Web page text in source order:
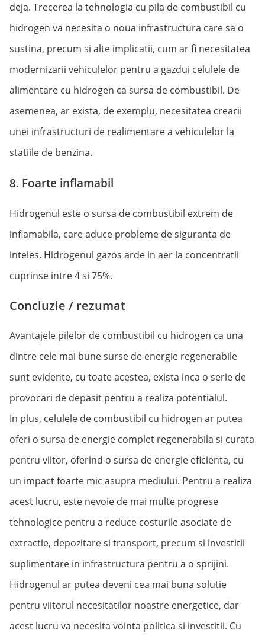
deja. Trecerea la tehnologia cu pila de combustibil cu
hidrogen va necesita o noua infrastructura care sa o
sustina, precum si alte implicatii, cum ar fi necesitatea
modernizarii vehiculelor pentru a gazdui celulele de
alimentare cu hidrogen ca sursa de combustibil. De
asemenea, ar exista, de exemplu, necesitatea crearii
unei infrastructuri de realimentare a vehiculelor la
statiile de benzina.
8. Foarte inflamabil
Hidrogenul este o sursa de combustibil extrem de
inflamabila, care aduce probleme de siguranta de
inteles. Hidrogenul gazos arde in aer la concentratii
cuprinse intre 4 si 75%.
Concluzie / rezumat
Avantajele pilelor de combustibil cu hidrogen ca una
dintre cele mai bune surse de energie regenerabile
sunt evidente, cu toate acestea, exista inca o serie de
provocari de depasit pentru a realiza potentialul.
In plus, celulele de combustibil cu hidrogen ar putea
oferi o sursa de energie complet regenerabila si curata
pentru viitor, oferind o sursa de energie eficienta, cu
un impact foarte mic asupra mediului. Pentru a realiza
acest lucru, este nevoie de mai multe progrese
tehnologice pentru a reduce costurile asociate de
extractie, depozitare si transport, precum si investitii
suplimentare in infrastructura pentru a o sprijini.
Hidrogenul ar putea deveni cea mai buna solutie
pentru viitorul necesitatilor noastre energetice, dar
acest lucru va necesita vointa politica si investitii. Cu